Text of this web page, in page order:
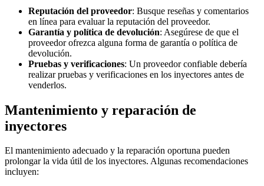
Reputación del proveedor: Busque reseñas y comentarios
en línea para evaluar la reputación del proveedor.
Garantía y política de devolución: Asegúrese de que el
proveedor ofrezca alguna forma de garantía o política de
devolución.
Pruebas y verificaciones: Un proveedor confiable debería
realizar pruebas y verificaciones en los inyectores antes de
venderlos.
Mantenimiento y reparación de
inyectores
El mantenimiento adecuado y la reparación oportuna pueden
prolongar la vida útil de los inyectores. Algunas recomendaciones
incluyen: